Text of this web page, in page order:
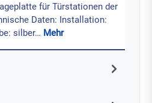
für Türstationen der
Daten: Installation:
silber… Mehr